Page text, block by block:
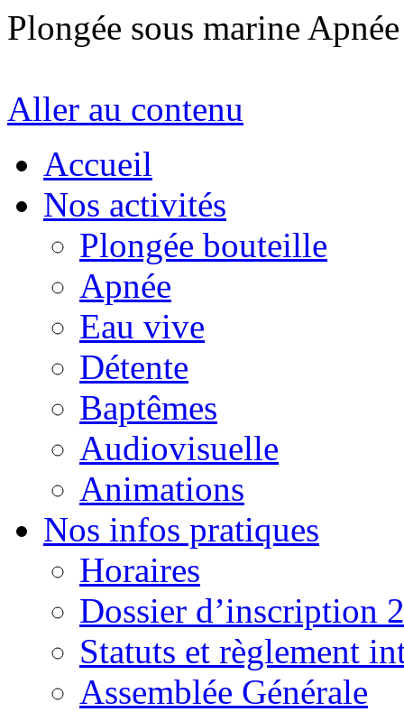
Plongée sous marine
Aller au contenu
Accueil
Nos activités
Plongée bouteille
Apnée
Eau vive
Détente
Baptêmes
Audiovisuelle
Animations
Nos infos pratiques
Horaires
Dossier d’inscription
Statuts et règlement
Assemblée Générale